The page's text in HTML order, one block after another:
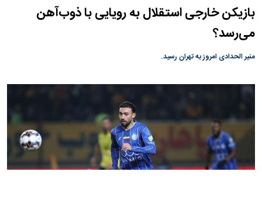
بازیکن خارجی استقلال به رویایی با ذوب‌آهن
می‌رسد؟
منیر الحدادی امروز به تهران رسید.